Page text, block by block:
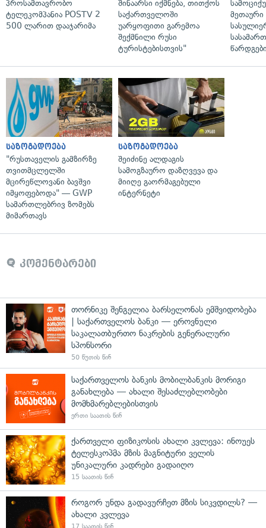
პროსამთავრობო
ტელეკომპანია POSTV 2
500 ლარით დააჯარიმა
შინაარსი იქმნება, თითქოს
საქართველოში
უარყოფითი გარემოა
შექმნილი რუსი
ტურისტებისთვის"
მეთაური
საზოგადოება
"რუსთაველის გამზირზე
თვითმცლელში
მცირეწლოვანი ბავშვი
იმყოფებოდა" — GWP
სამართლებრივ ზომებს
მიმართავს
საზოგადოება
შეიძინე ალდაგის
სამოგზაურო დაზღვევა და
მიიღე გაორმაგებული
ინტერნეტი
კომენტარები
თორნიკე შენგელია ბარსელონას ემშვიდობება
| საქართველოს ბანკი — ეროვნული
საკალათბურთო ნაკრების გენერალური
სპონსორი
50 წუთის წინ
საქართველოს ბანკის მობილბანკის მორიგი
განახლება — ახალი შესაძლებლობები
მომხმარებლებისთვის
ერთი საათის წინ
ქართველი ფიზიკოსის ახალი კვლევა: ინოუეს
ტელესკოპმა მზის მაგნიტური ველის
უნიკალური კადრები გადაიღო
15 საათის წინ
როგორ უნდა გადავურჩეთ მზის სიკვდილს? —
ახალი კვლევა
17 საათის წინ